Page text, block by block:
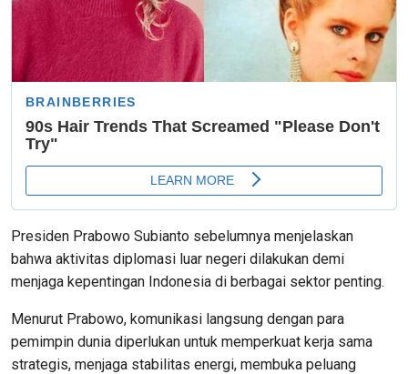
Presiden Prabowo Subianto sebelumnya menjelaskan
bahwa aktivitas diplomasi luar negeri dilakukan demi
menjaga kepentingan Indonesia di berbagai sektor penting.
Menurut Prabowo, komunikasi langsung dengan para
pemimpin dunia diperlukan untuk memperkuat kerja sama
strategis, menjaga stabilitas energi, membuka peluang